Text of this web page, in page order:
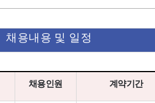
채용내용 및 일정
채용인원 계약기간